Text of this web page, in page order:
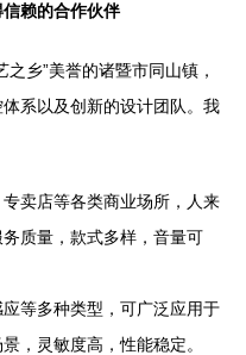
赖的合作伙伴
乡”美誉的诸暨市同山镇，
系以及创新的设计团队。我
专卖店等各类商业场所，人来
质量，款式多样，音量可
应等多种类型，可广泛应用于
，灵敏度高，性能稳定。